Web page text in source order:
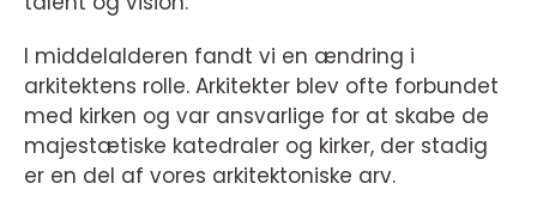
I middelalderen fandt vi en ændring i
arkitektens rolle. Arkitekter blev ofte forbundet
med kirken og var ansvarlige for at skabe de
majestætiske katedraler og kirker, der stadig
er en del af vores arkitektoniske arv.